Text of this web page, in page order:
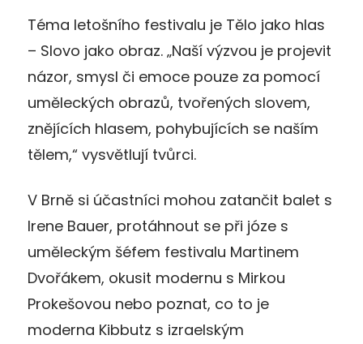
Téma letošního festivalu je Tělo jako hlas
– Slovo jako obraz. „Naší výzvou je projevit
názor, smysl či emoce pouze za pomocí
uměleckých obrazů, tvořených slovem,
znějících hlasem, pohybujících se naším
tělem,“ vysvětlují tvůrci.
V Brně si účastníci mohou zatančit balet s
Irene Bauer, protáhnout se při józe s
uměleckým šéfem festivalu Martinem
Dvořákem, okusit modernu s Mirkou
Prokešovou nebo poznat, co to je
moderna Kibbutz s izraelským